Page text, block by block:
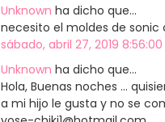
Unknown ha dicho que…
necesito el moldes de
sábado, abril 27, 2019 8:56:00
Unknown ha dicho que…
Hola, Buenas noches ...
a mi hijo le gusta y no se